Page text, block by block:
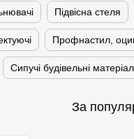
Підвісна стеля
Профнастил,
Сипучі будівельні
За